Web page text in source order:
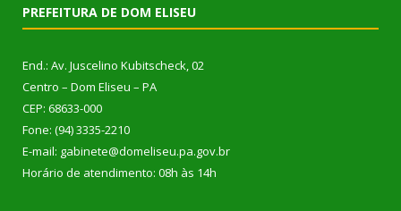
PREFEITURA DE DOM ELISEU
End.: Av. Juscelino Kubitscheck, 02
Centro – Dom Eliseu – PA
CEP: 68633-000
Fone: (94) 3335-2210
E-mail: gabinete@domeliseu.pa.gov.br
Horário de atendimento: 08h às 14h